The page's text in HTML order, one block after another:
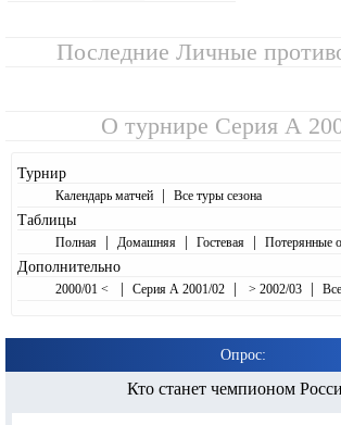
Последние Личные
О турнире Серия А
Турнир
Календарь матчей | Все туры сезона
Таблицы
Полная | Домашняя | Гостевая | Потерянные
Дополнительно
2000/01 < | Серия А 2001/02 | > 2002/03 |
Опрос:
Кто станет чемпионом